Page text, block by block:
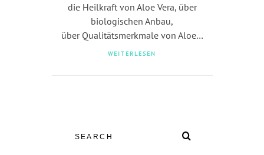
die Heilkraft von Aloe Vera, über
biologischen Anbau,
über Qualitätsmerkmale von Aloe…
WEITERLESEN